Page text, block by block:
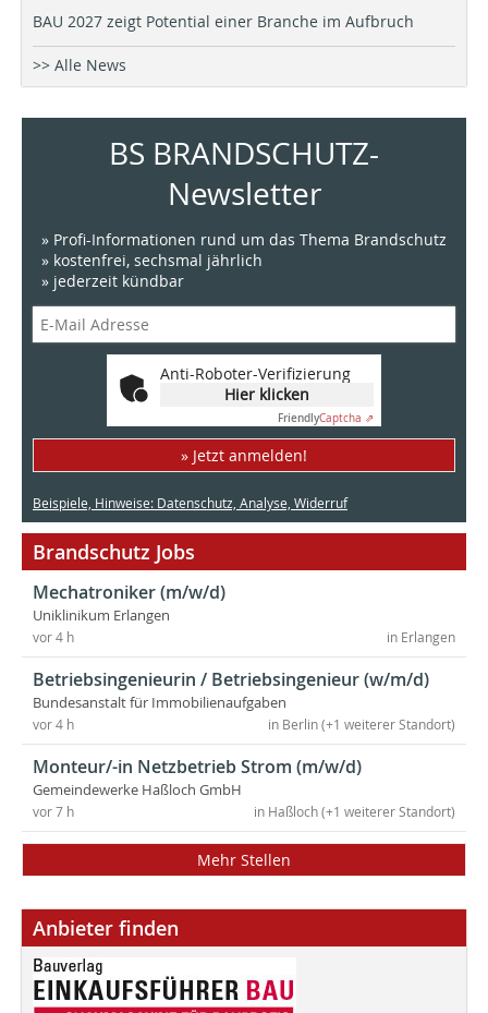
BAU 2027 zeigt Potential einer Branche im Aufbruch
>> Alle News
BS BRANDSCHUTZ-
Newsletter
» Profi-Informationen rund um das Thema Brandschutz
» kostenfrei, sechsmal jährlich
» jederzeit kündbar
Anti-Roboter-Verifizierung
Hier klicken
FriendlyCaptcha ⇗
» Jetzt anmelden!
Beispiele, Hinweise: Datenschutz, Analyse, Widerruf
Brandschutz Jobs
Mechatroniker (m/w/d)
Uniklinikum Erlangen
in Erlangen
vor 4 h
Betriebsingenieurin / Betriebsingenieur (w/m/d)
Bundesanstalt für Immobilienaufgaben
in Berlin (+1 weiterer Standort)
vor 4 h
Monteur/-in Netzbetrieb Strom (m/w/d)
Gemeindewerke Haßloch GmbH
in Haßloch (+1 weiterer Standort)
vor 7 h
Mehr Stellen
Anbieter finden